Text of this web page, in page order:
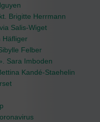
Brigitte Herrmann
Salis-Wiget
Häfliger
Felber
Sara Imboden
Kandé-Staehelin